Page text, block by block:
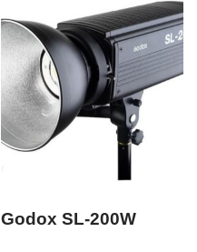
Godox SL-200W